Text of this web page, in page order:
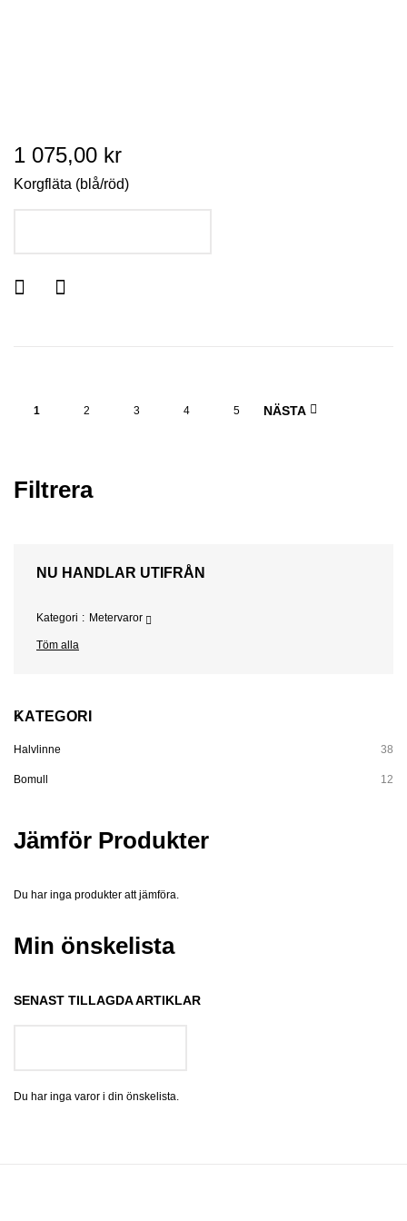
1 075,00 kr
Korgfläta (blå/röd)
1 2 3 4 5 NÄSTA
Filtrera
NU HANDLAR UTIFRÅN
Kategori Metervaror
Töm alla
KATEGORI
Halvlinne 38
Bomull 12
Jämför Produkter
Du har inga produkter att jämföra.
Min önskelista
SENAST TILLAGDA ARTIKLAR
Du har inga varor i din önskelista.